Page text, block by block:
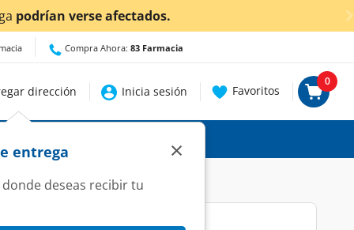
Compra Ahora: 83 Farmacia
dirección
entrega
deseas recibir tu
×
Inicia sesión Favoritos
0